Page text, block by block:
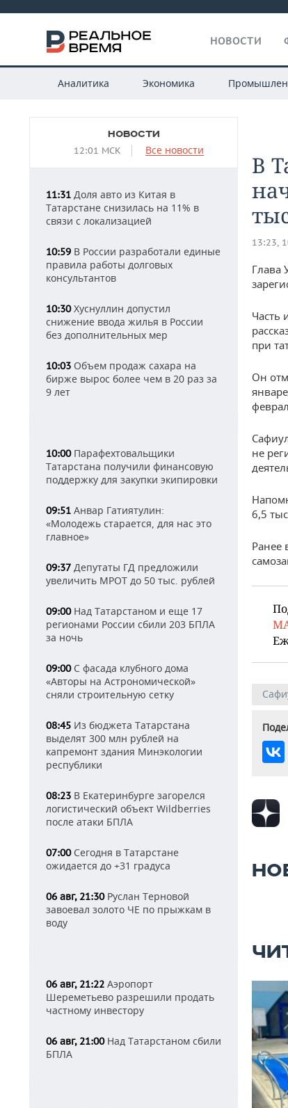
НОВОСТИ
Аналитика Экономика
НОВОСТИ
12:01 МСК Все новости
11:31 Доля авто из Китая в
Татарстане снизилась на 11% в
связи с локализацией
10:59 В России разработали единые
правила работы долговых
консультантов
10:30Хуснуллин допустил
снижение ввода жилья в России
без дополнительных мер
10:03 Объем продаж сахара на
бирже вырос более чем в 20 раз за
9 лет
10:00Парафехтовальщики
Татарстана получили финансовую
поддержку для закупки экипировки
09:51 Анвар Гатиятулин:
«Молодежь старается, для нас это
главное»
09:37 Депутаты ГД предложили
увеличить МРОТ до 50 тыс. рублей
09:00Над Татарстаном и еще 17
регионами России сбили 203 БПЛА
за ночь
09:00С фасада клубного дома
«Авторы на Астрономической»
сняли строительную сетку
08:45 Из бюджета Татарстана
выделят 300 млн рублей на
капремонт здания Минэкологии
республики
08:23 В Екатеринбурге загорелся
логистический объект Wildberries
после атаки БПЛА
07:00Сегодня в Татарстане
ожидается до +31 градуса
06 авг, 21:30Руслан Терновой
завоевал золото ЧЕ по прыжкам в
воду
06 авг, 21:22 Аэропорт
Шереметьево разрешили продать
частному инвестору
06 авг, 21:00Над Татарстаном сбили
БПЛА
В
13:23,
Глава
Часть
при
Он
не
6,5
Ранее